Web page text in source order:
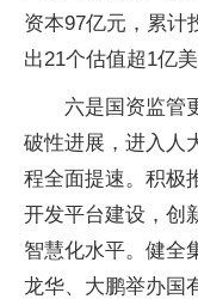
资本97亿元，累计
出21个估值超1亿
六是国资监管
破性进展，进入人
程全面提速。积极
开发平台建设，创
智慧化水平。健全
龙华、大鹏举办国